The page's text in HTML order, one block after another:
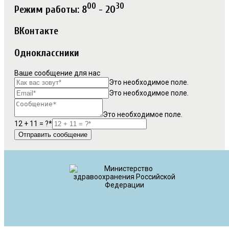
Режим работы: 800 - 2030
ВКонтакте
Одноклассники
Ваше сообщение для нас
Это необходимое поле.
Это необходимое поле.
Это необходимое поле.
12 + 11 = ?*
Отправить сообщение